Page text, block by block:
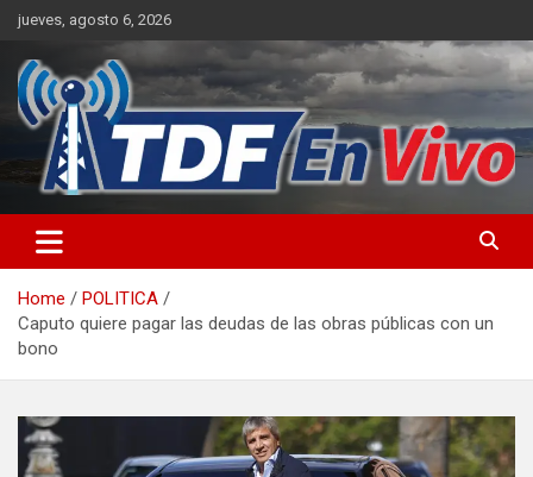
Skip
content
jueves, agosto 6, 2026
Home
POLITICA
Caputo quiere pagar las deudas de las obras públicas con un
bono